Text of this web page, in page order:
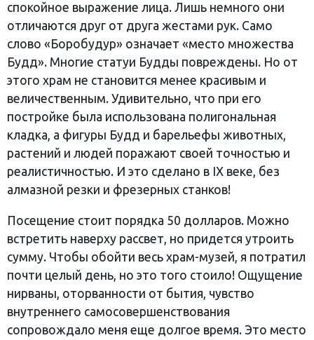
спокойное выражение лица. Лишь немного они
отличаются друг от друга жестами рук. Само
слово «Боробудур» означает «место множества
Будд». Многие статуи Будды повреждены. Но от
этого храм не становится менее красивым и
величественным. Удивительно, что при его
постройке была использована полигональная
кладка, а фигуры Будд и барельефы животных,
растений и людей поражают своей точностью и
реалистичностью. И это сделано в IX веке, без
алмазной резки и фрезерных станков!
Посещение стоит порядка 50 долларов. Можно
встретить наверху рассвет, но придется утроить
сумму. Чтобы обойти весь храм-музей, я потратил
почти целый день, но это того стоило! Ощущение
нирваны, оторванности от бытия, чувство
внутреннего самосовершенствования
сопровождало меня еще долгое время. Это место